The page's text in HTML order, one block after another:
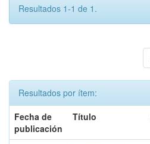
Resultados 1-1 de 1.
Resultados por ítem:
Fecha de
publicación
Título